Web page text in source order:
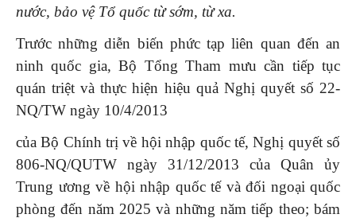
nước, bảo vệ Tổ quốc từ sớm, từ xa.
Trước những diễn biến phức tạp liên quan đến an
ninh quốc gia, Bộ Tổng Tham mưu cần tiếp tục
quán triệt và thực hiện hiệu quả Nghị quyết số 22-
NQ/TW ngày 10/4/2013
của Bộ Chính trị về hội nhập quốc tế, Nghị quyết số
806-NQ/QUTW ngày 31/12/2013 của Quân ủy
Trung ương về hội nhập quốc tế và đối ngoại quốc
phòng đến năm 2025 và những năm tiếp theo; bám